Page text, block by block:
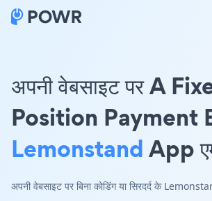
अपनी वेबसाइट पर A
Position Payment
LemonstandApp
अपनी वेबसाइट पर बिना कोडिंग या सिरदर्द के